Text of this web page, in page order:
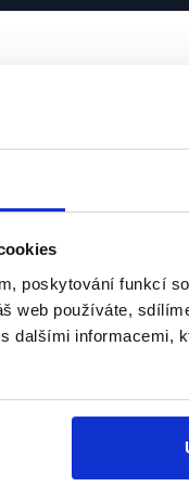
poskytování funkcí
web používáte,
dalšími informacemi,
České